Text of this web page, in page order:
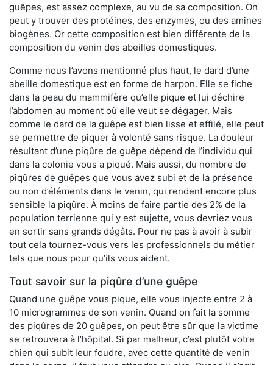
guêpes, est assez complexe, au vu de sa composition. On
peut y trouver des protéines, des enzymes, ou des amines
biogènes. Or cette composition est bien différente de la
composition du venin des abeilles domestiques.
Comme nous l’avons mentionné plus haut, le dard d’une
abeille domestique est en forme de harpon. Elle se fiche
dans la peau du mammifère qu’elle pique et lui déchire
l’abdomen au moment où elle veut se dégager. Mais
comme le dard de la guêpe est bien lisse et effilé, elle peut
se permettre de piquer à volonté sans risque. La douleur
résultant d’une piqûre de guêpe dépend de l’individu qui
dans la colonie vous a piqué. Mais aussi, du nombre de
piqûres de guêpes que vous avez subi et de la présence
ou non d’éléments dans le venin, qui rendent encore plus
sensible la piqûre. À moins de faire partie des 2% de la
population terrienne qui y est sujette, vous devriez vous
en sortir sans grands dégâts. Pour ne pas à avoir à subir
tout cela tournez-vous vers les professionnels du métier
tels que nous pour qu’ils vous aident.
Tout savoir sur la piqûre d’une guêpe
Quand une guêpe vous pique, elle vous injecte entre 2 à
10 microgrammes de son venin. Quand on fait la somme
des piqûres de 20 guêpes, on peut être sûr que la victime
se retrouvera à l’hôpital. Si par malheur, c’est plutôt votre
chien qui subit leur foudre, avec cette quantité de venin